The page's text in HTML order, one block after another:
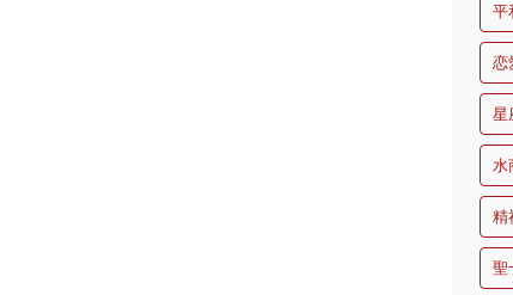
平
恋
星
水
精
聖